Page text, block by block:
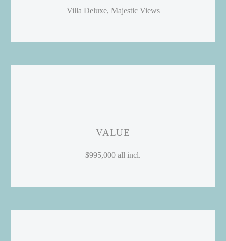
Villa Deluxe, Majestic Views
VALUE
$995,000 all incl.